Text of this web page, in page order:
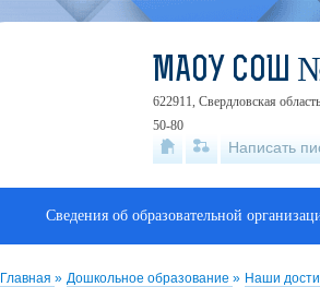
Главная » Дошкольное образование » Наши
МАОУ СОШ
622911, Свердловская
50-80
Написать
Сведения об образовательной